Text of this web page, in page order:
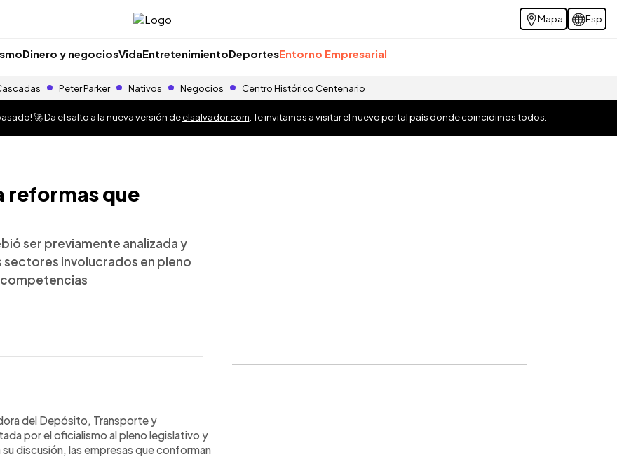
Mapa Esp
Dinero y negociosVidaEntretenimientoDeportesEntorno Empresarial
Peter Parker Nativos Negocios Centro Histórico Centenario
🚀 Da el salto a la nueva versión deelsalvador.com . Te invitamos a visitar el nuevo portal país donde coincidimos todos.
reformas que
ser previamente analizada y
involucrados en pleno
del Depósito, Transporte y
por el oficialismo al pleno legislativo y
discusión, las empresas que conforman